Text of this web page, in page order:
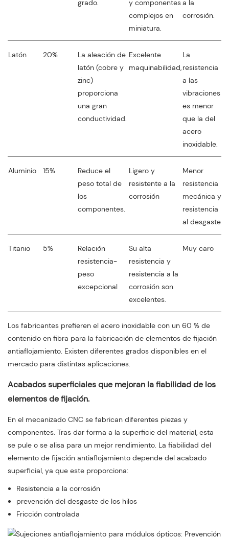
grado.
y componentes
complejos en
miniatura.
a la
corrosión.
Latón 20%
La aleación de
latón (cobre y
zinc)
proporciona
una gran
conductividad.
Excelente
maquinabilidad,
La
resistencia
a las
vibraciones
es menor
que la del
acero
inoxidable.
Aluminio 15%
Reduce el
peso total de
los
componentes.
Ligero y
resistente a la
corrosión
Menor
resistencia
mecánica y
resistencia
al desgaste.
Titanio 5%
Relación
resistencia-
peso
excepcional
Su alta
resistencia y
resistencia a la
corrosión son
excelentes.
Muy caro
Los fabricantes prefieren el acero inoxidable con un 60 % de
contenido en fibra para la fabricación de elementos de fijación
antiaflojamiento. Existen diferentes grados disponibles en el
mercado para distintas aplicaciones.
Acabados superficiales que mejoran la fiabilidad de los
elementos de fijación.
En el mecanizado CNC se fabrican diferentes piezas y
componentes. Tras dar forma a la superficie del material, esta
se pule o se alisa para un mejor rendimiento. La fiabilidad del
elemento de fijación antiaflojamiento depende del acabado
superficial, ya que este proporciona:
Resistencia a la corrosión
prevención del desgaste de los hilos
Fricción controlada